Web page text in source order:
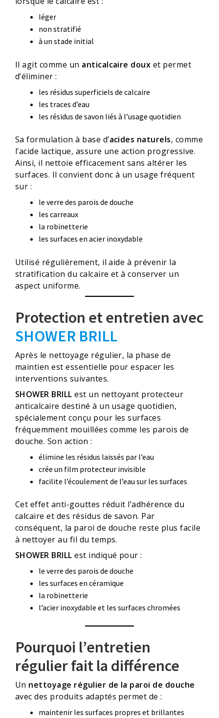
léger
non stratifié
à un stade initial
Il agit comme un anticalcaire doux et permet
d’éliminer :
les résidus superficiels de calcaire
les traces d’eau
les résidus de savon liés à l’usage quotidien
Sa formulation à base d’acides naturels, comme
l’acide lactique, assure une action progressive.
Ainsi, il nettoie efficacement sans altérer les
surfaces. Il convient donc à un usage fréquent
sur :
le verre des parois de douche
les carreaux
la robinetterie
les surfaces en acier inoxydable
Utilisé régulièrement, il aide à prévenir la
stratification du calcaire et à conserver un
aspect uniforme.
Protection et entretien avec
SHOWER BRILL
Après le nettoyage régulier, la phase de
maintien est essentielle pour espacer les
interventions suivantes.
SHOWER BRILL est un nettoyant protecteur
anticalcaire destiné à un usage quotidien,
spécialement conçu pour les surfaces
fréquemment mouillées comme les parois de
douche. Son action :
élimine les résidus laissés par l’eau
crée un film protecteur invisible
facilite l’écoulement de l’eau sur les surfaces
Cet effet anti-gouttes réduit l’adhérence du
calcaire et des résidus de savon. Par
conséquent, la paroi de douche reste plus facile
à nettoyer au fil du temps.
SHOWER BRILL est indiqué pour :
le verre des parois de douche
les surfaces en céramique
la robinetterie
l’acier inoxydable et les surfaces chromées
Pourquoi l’entretien
régulier fait la différence
Un nettoyage régulier de la paroi de douche
avec des produits adaptés permet de :
maintenir les surfaces propres et brillantes